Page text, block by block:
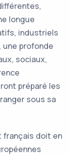
longue
industriels
profonde
sociaux,
préparé les
ranger sous sa
français doit en